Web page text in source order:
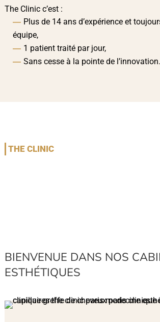
The Clinic c’est :
Plus de 14 ans d’expérience et
équipe,
1 patient traité par jour,
Sans cesse à la pointe de l’innovation.
THE CLINIC
BIENVENUE DANS NOS
ESTHÉTIQUES